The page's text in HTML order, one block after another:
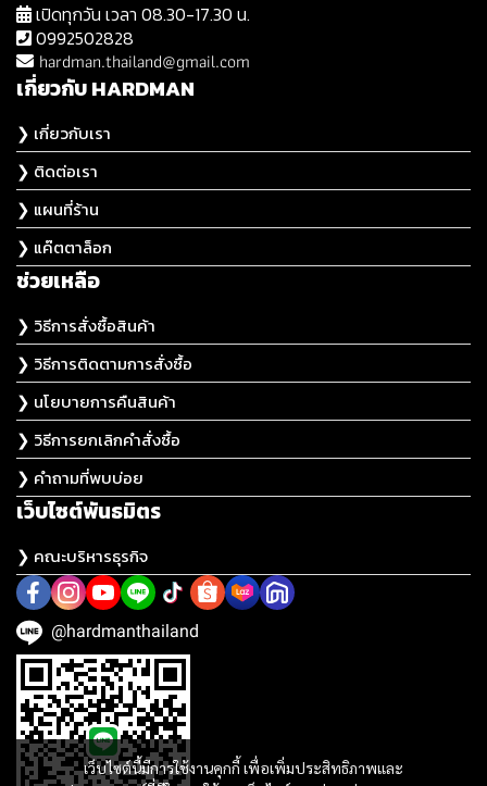
เว็บไซต์นี้มีการใช้งานคุกกี้ เพื่อเพิ่มประสิทธิภาพและ
เปิดทุกวัน เวลา 08.30-17.30 น.
0992502828
hardman.thailand@gmail.com
เกี่ยวกับ HARDMAN
❯ เกี่ยวกับเรา
❯ ติดต่อเรา
❯ แผนที่ร้าน
❯ แค๊ตตาล็อก
ช่วยเหลือ
❯ วิธีการสั่งซื้อสินค้า
❯ วิธีการติดตามการสั่งซื้อ
❯ นโยบายการคืนสินค้า
❯ วิธีการยกเลิกคำสั่งซื้อ
❯ คำถามที่พบบ่อย
เว็บไซต์พันธมิตร
❯ คณะบริหารธุรกิจ
@hardmanthailand